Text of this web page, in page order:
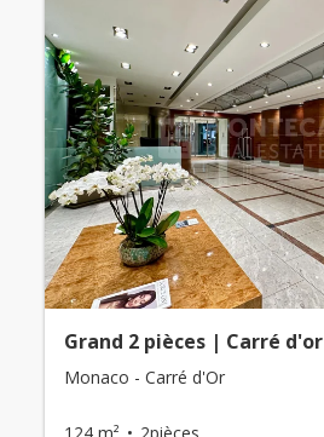
Grand 2 pièces | Carré d'or
Monaco - Carré d'Or